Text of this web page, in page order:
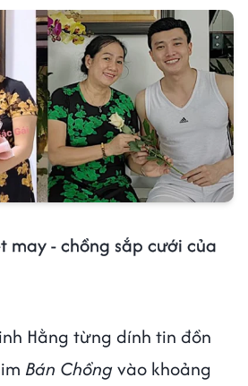
- chồng sắp cưới của
Hằng từng dính tin đồn
Bán Chồngvào khoảng